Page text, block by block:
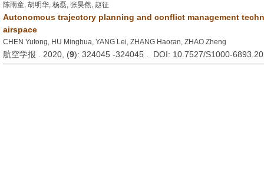
陈雨童, 胡明华, 杨磊, 张昊然, 赵征
Autonomous trajectory planning and conflict management
airspace
CHEN Yutong, HU Minghua, YANG Lei, ZHANG Haoran, ZHAO Zheng
航空学报 . 2020, (9): 324045 -324045 . DOI: 10.7527/S1000-